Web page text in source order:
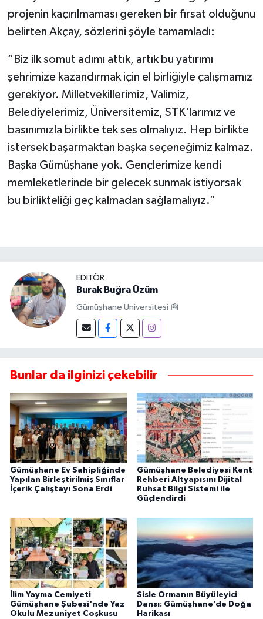
projenin kaçırılmaması gereken bir fırsat olduğunu
belirten Akçay, sözlerini şöyle tamamladı:
“Biz ilk somut adımı attık, artık bu yatırımı
şehrimize kazandırmak için el birliğiyle çalışmamız
gerekiyor. Milletvekillerimiz, Valimiz,
Belediyelerimiz, Üniversitemiz, STK'larımız ve
basınımızla birlikte tek ses olmalıyız. Hep birlikte
istersek başarmaktan başka seçeneğimiz kalmaz.
Başka Gümüşhane yok. Gençlerimize kendi
memleketlerinde bir gelecek sunmak istiyorsak
bu birlikteliği geç kalmadan sağlamalıyız.”
EDITÖR
Burak Buğra Üzüm
Gümüşhane Üniversitesi 📰
Bunlar da ilginizi çekebilir
Gümüşhane Ev Sahipliğinde
Yapılan Birleştirilmiş Sınıflar
İçerik Çalıştayı Sona Erdi
Gümüşhane Belediyesi Kent
Rehberi Altyapısını Dijital
Ruhsat Bilgi Sistemi ile
Güçlendirdi
İlim Yayma Cemiyeti
Gümüşhane Şubesi'nde Yaz
Okulu Mezuniyet Coşkusu
Sisle Ormanın Büyüleyici
Dansı: Gümüşhane’de Doğa
Harikası